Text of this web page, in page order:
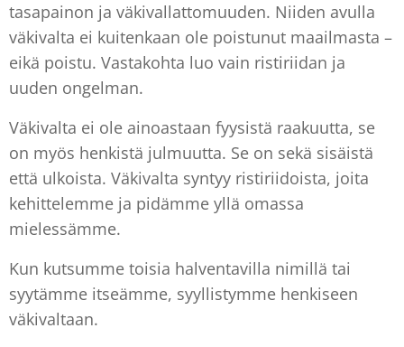
tasapainon ja väkivallattomuuden. Niiden avulla
väkivalta ei kuitenkaan ole poistunut maailmasta –
eikä poistu. Vastakohta luo vain ristiriidan ja
uuden ongelman.
Väkivalta ei ole ainoastaan fyysistä raakuutta, se
on myös henkistä julmuutta. Se on sekä sisäistä
että ulkoista. Väkivalta syntyy ristiriidoista, joita
kehittelemme ja pidämme yllä omassa
mielessämme.
Kun kutsumme toisia halventavilla nimillä tai
syytämme itseämme, syyllistymme henkiseen
väkivaltaan.